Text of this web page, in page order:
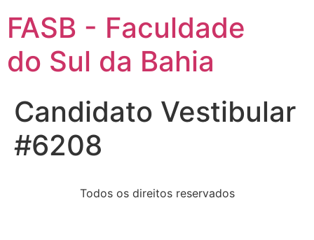
FASB - Faculdade
do Sul da Bahia
Candidato Vestibular
#6208
Todos os direitos reservados